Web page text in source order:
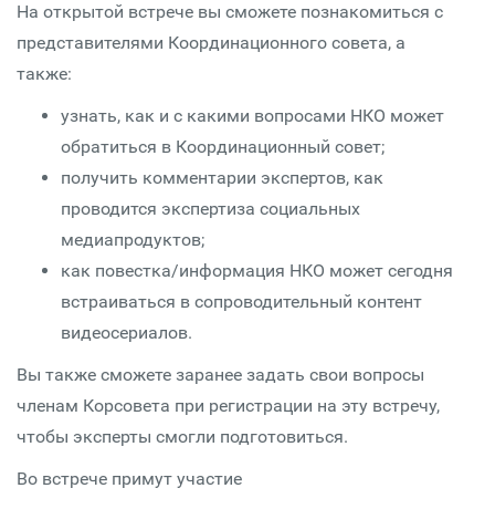
На открытой встрече вы сможете познакомиться с
представителями Координационного совета, а
также:
узнать, как и с какими вопросами НКО может
обратиться в Координационный совет;
получить комментарии экспертов, как
проводится экспертиза социальных
медиапродуктов;
как повестка/информация НКО может сегодня
встраиваться в сопроводительный контент
видеосериалов.
Вы также сможете заранее задать свои вопросы
членам Корсовета при регистрации на эту встречу,
чтобы эксперты смогли подготовиться.
Во встрече примут участие